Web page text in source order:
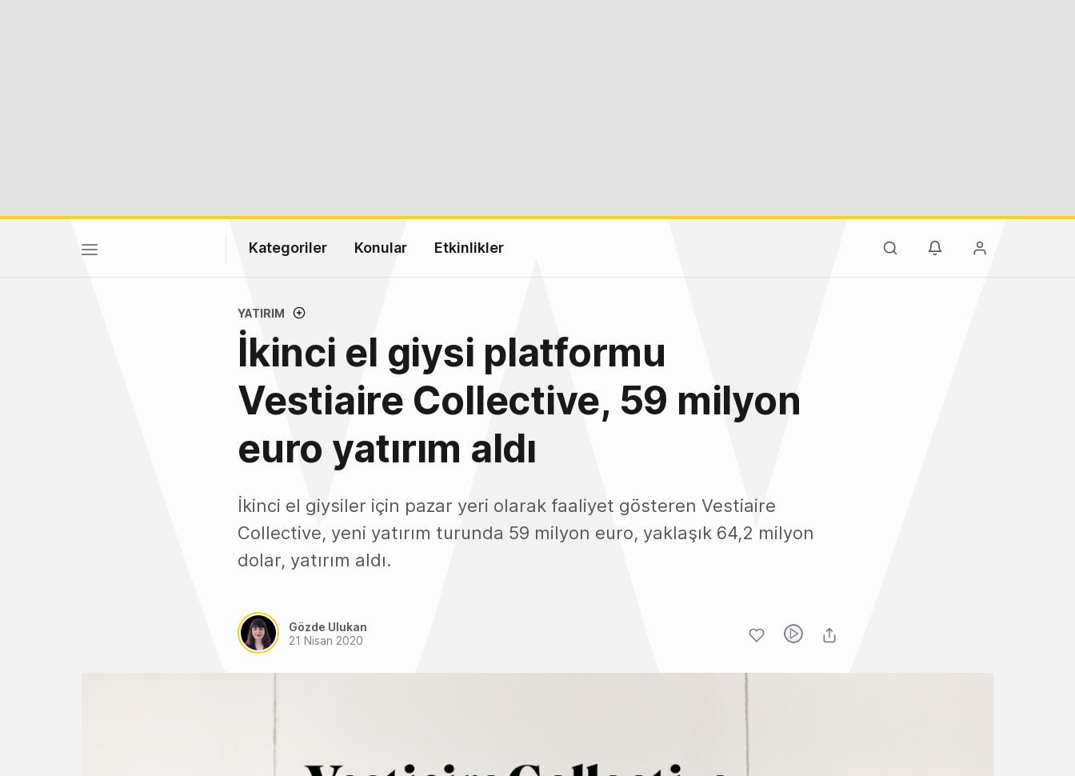
Kategoriler Konular Etkinlikler
YATIRIM
İkinci el giysi platformu
Vestiaire Collective, 59 milyon
euro yatırım aldı
İkinci el giysiler için pazar yeri olarak faaliyet gösteren Vestiaire
Collective, yeni yatırım turunda 59 milyon euro, yaklaşık 64,2 milyon
dolar, yatırım aldı.
Gözde Ulukan
21 Nisan 2020